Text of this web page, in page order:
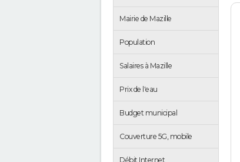
Mairie de Mazille
Population
Salaires à Mazille
Prix de l'eau
Budget municipal
Couverture 5G, mobile
Débit Internet